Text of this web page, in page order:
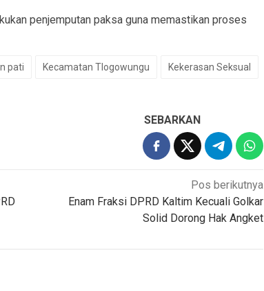
penjemputan paksa guna memastikan proses
pati Kecamatan Tlogowungu Kekerasan Seksual
SEBARKAN
Pos berikutnya
Enam Fraksi DPRD Kaltim Kecuali Golkar
Solid Dorong Hak Angket